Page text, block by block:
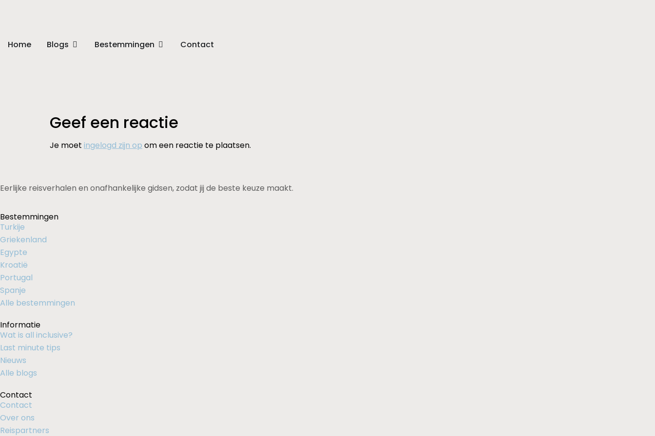
Home Blogs Bestemmingen Contact
Geef een reactie
Je moet ingelogd zijn op om een reactie te plaatsen.
Eerlijke reisverhalen en onafhankelijke gidsen, zodat jij de beste keuze maakt.
Bestemmingen
Turkije
Griekenland
Egypte
Kroatië
Portugal
Spanje
Alle bestemmingen
Informatie
Wat is all inclusive?
Last minute tips
Nieuws
Alle blogs
Contact
Contact
Over ons
Reispartners